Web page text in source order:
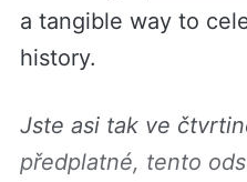
a tangible way to
history.
Jste asi tak ve
předplatné, tento